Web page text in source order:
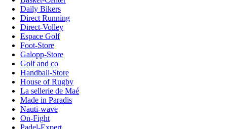
Daily Bikers
Direct Running
Direct-Volley
Espace Golf
Foot-Store
Galopp-Store
Golf and co
Handball-Store
House of Rugby
La sellerie de Maé
Made in Paradis
Nauti-wave
On-Fight
Padel-Expert